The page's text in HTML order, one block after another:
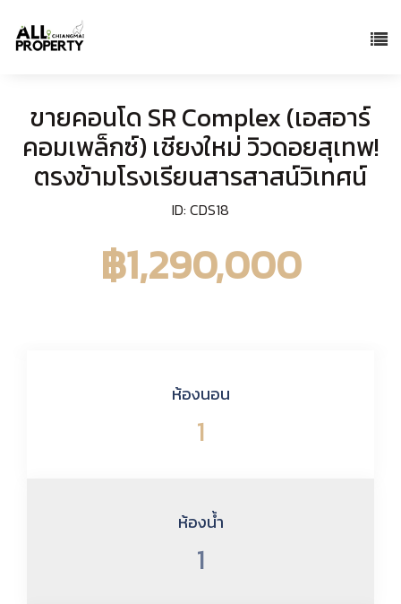
ขายคอนโด SR Complex (เอสอาร์
คอมเพล็กซ์) เชียงใหม่ วิวดอยสุเทพ!
ตรงข้ามโรงเรียนสารสาสน์วิเทศน์
ID: CDS18
฿1,290,000
ห้องนอน
1
ห้องน้ำ
1